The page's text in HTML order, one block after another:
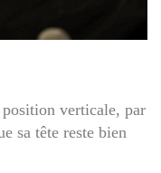
verticale, par
sa tête reste bien